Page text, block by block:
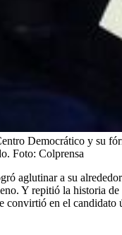
Democrático y su
Foto: Colprensa
aglutinar a su
Y repitió la historia
convirtió en el candidato